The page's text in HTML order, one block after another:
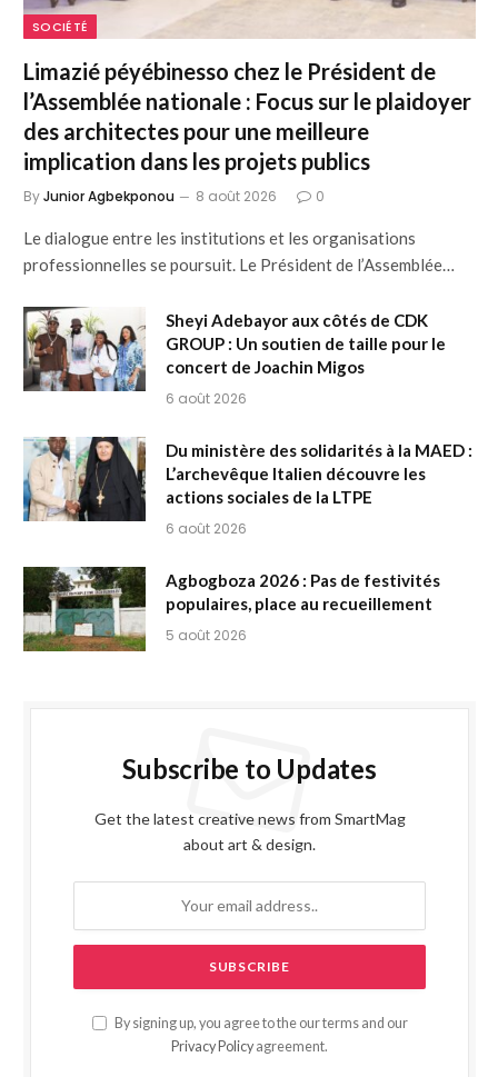
SOCIÉTÉ
Limazié péyébinesso chez le Président de
l’Assemblée nationale : Focus sur le plaidoyer
des architectes pour une meilleure
implication dans les projets publics
ByJunior Agbekponou 8 août 2026 0
Le dialogue entre les institutions et les organisations
professionnelles se poursuit. Le Président de l’Assemblée…
Sheyi Adebayor aux côtés de CDK
GROUP : Un soutien de taille pour le
concert de Joachin Migos
6 août 2026
Du ministère des solidarités à la MAED :
L’archevêque Italien découvre les
actions sociales de la LTPE
6 août 2026
Agbogboza 2026 : Pas de festivités
populaires, place au recueillement
5 août 2026
Subscribe to Updates
Get the latest creative news from SmartMag
about art & design.
By signing up, you agree to the our terms and our
Privacy Policy agreement.